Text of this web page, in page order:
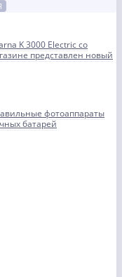
K 3000 Electric со
представлен новый
фотоаппараты
батарей